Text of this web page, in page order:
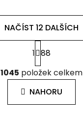
O
v
l
á
d
NAČÍST 12 DALŠÍCH
S
t
r
á
n
k
1 88
1045 položek celkem
NAHORU